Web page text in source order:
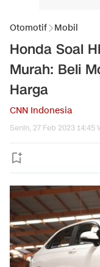
Otomotif Mobil
Honda Soal
Murah: Beli
Harga
CNN Indonesia
Senin, 27 Feb 2023 14:45